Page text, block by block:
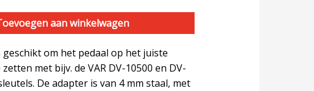
aan winkelwagen
geschikt om het pedaal op het juiste
met bijv. de VAR DV-10500 en DV-
De adapter is van 4 mm staal, met